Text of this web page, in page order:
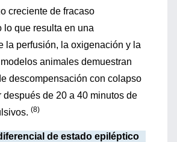
creciente de fracaso
lo que resulta en una
la perfusión, la oxigenación y la
animales demuestran
descompensación con colapso
después de 20 a 40 minutos de
(8)
de estado epiléptico